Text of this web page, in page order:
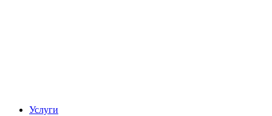
Услуги